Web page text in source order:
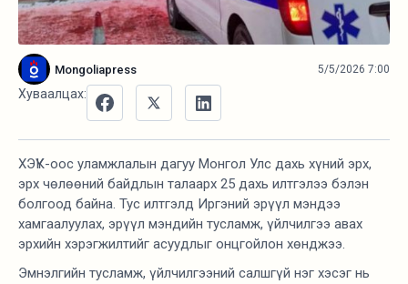
Mongoliapress 5/5/2026 7:00
Хуваалцах:
ХЭҮК-оос уламжлалын дагуу Монгол Улс дахь хүний эрх,
эрх чөлөөний байдлын талаарх 25 дахь илтгэлээ бэлэн
болгоод байна. Тус илтгэлд Иргэний эрүүл мэндээ
хамгаалуулах, эрүүл мэндийн тусламж, үйлчилгээ авах
эрхийн хэрэгжилтийг асуудлыг онцгойлон хөнджээ.
Эмнэлгийн тусламж, үйлчилгээний салшгүй нэг хэсэг нь